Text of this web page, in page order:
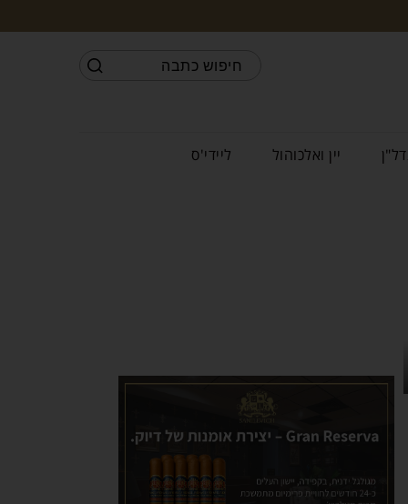
יין ואלכוהול ליידי'ס